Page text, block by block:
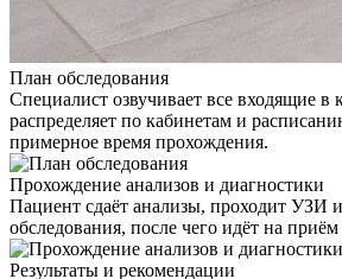
План обследования
Специалист озвучивает все входящие в
распределяет по кабинетам и
примерное время прохождения.
Прохождение анализов и диагностики
Пациент сдаёт анализы, проходит УЗИ
обследования, после чего идёт на приём
Результаты и рекомендации